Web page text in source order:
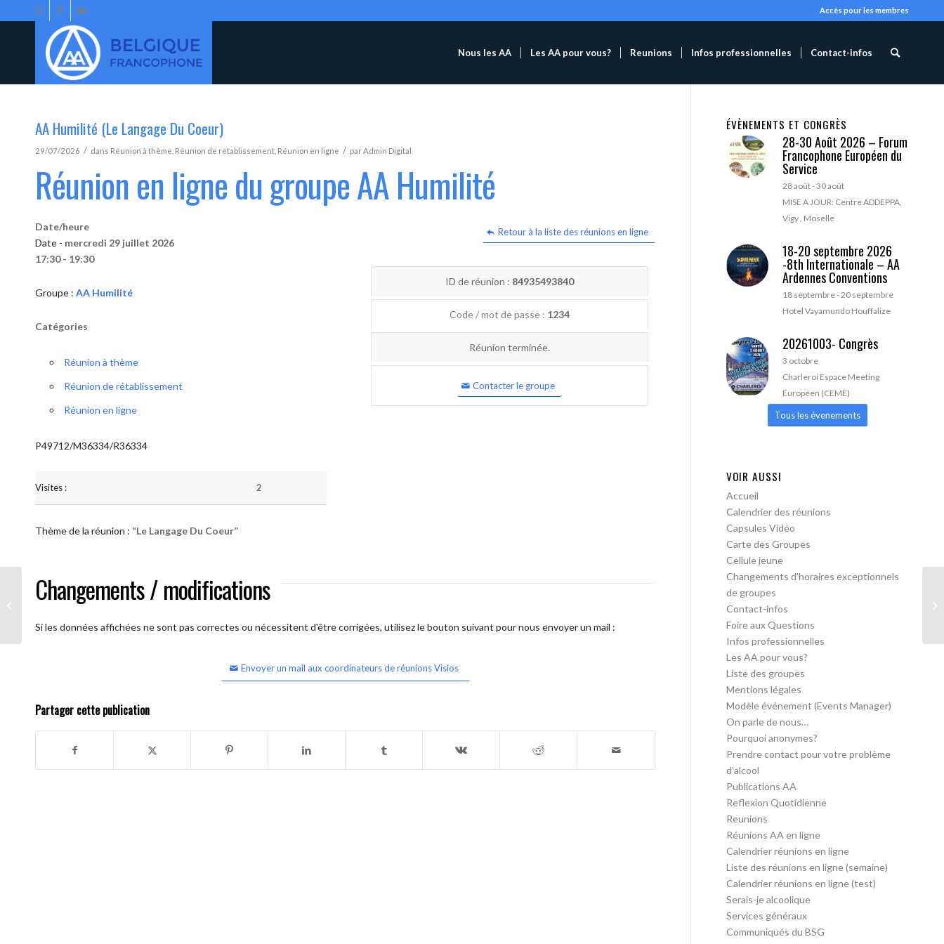
Accès pour les membres
Nous les AA Les AA pour vous? Reunions Infos professionnelles Contact-infos
AA Humilité (Le Langage Du Coeur)
29/07/2026 / dans Réunion à thème Réunion de rétablissement Réunion en ligne / parAdmin Digital
Réunion en ligne du groupe AA Humilité
Retour à la liste des réunions en ligne
Date/heure
Date - mercredi 29 juillet 2026
17:30 - 19:30
Groupe : AA Humilité
Catégories
Réunion à thème
Réunion de rétablissement
Réunion en ligne
P49712/M36334/R36334
Visites : 2
ID de réunion : 84935493840
Code / mot de passe : 1234
Réunion terminée.
Contacter le groupe
Thème de la réunion : “Le Langage Du Coeur”
Changements / modifications
Si les données affichées ne sont pas correctes ou nécessitent d'être corrigées, utilisez le bouton suivant pour nous envoyer un mail :
Envoyer un mail aux coordinateurs de réunions Visios
Partager cette publication
ÉVÈNEMENTS ET CONGRÈS
28-30 Août 2026 – Forum
Francophone Européen du
Service
28 août-30 août
MISE A JOUR: Centre ADDEPPA,
Vigy , Moselle
18-20 septembre 2026
-8th Internationale – AA
Ardennes Conventions
18 septembre-20 septembre
Hotel Vayamundo Houffalize
20261003- Congrès
3 octobre
Charleroi Espace Meeting
Européen (CEME)
Tous les évenements
VOIR AUSSI
Accueil
Calendrier des réunions
Capsules Vidéo
Carte des Groupes
Cellule jeune
Changements d’horaires exceptionnels
de groupes
Contact-infos
Foire aux Questions
Infos professionnelles
Les AA pour vous?
Liste des groupes
Mentions légales
Modèle événement (Events Manager)
On parle de nous…
Pourquoi anonymes?
Prendre contact pour votre problème
d’alcool
Publications AA
Reflexion Quotidienne
Reunions
Réunions AA en ligne
Calendrier réunions en ligne
Liste des réunions en ligne (semaine)
Calendrier réunions en ligne (test)
Serais-je alcoolique
Services généraux
Communiqués du BSG
AA Humilité (Le Langage Du Coeur)